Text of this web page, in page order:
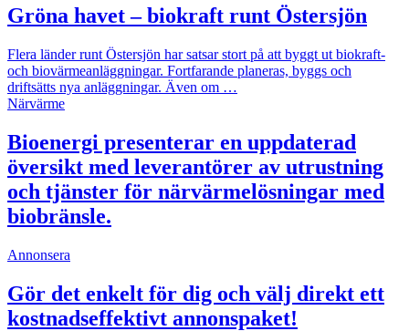
Gröna havet – biokraft runt Östersjön
Flera länder runt Östersjön har satsar stort på att byggt ut biokraft-
och biovärmeanläggningar. Fortfarande planeras, byggs och
driftsätts nya anläggningar. Även om …
Närvärme
Bioenergi presenterar en uppdaterad
översikt med leverantörer av utrustning
och tjänster för närvärmelösningar med
biobränsle.
Annonsera
Gör det enkelt för dig och välj direkt ett
kostnadseffektivt annonspaket!